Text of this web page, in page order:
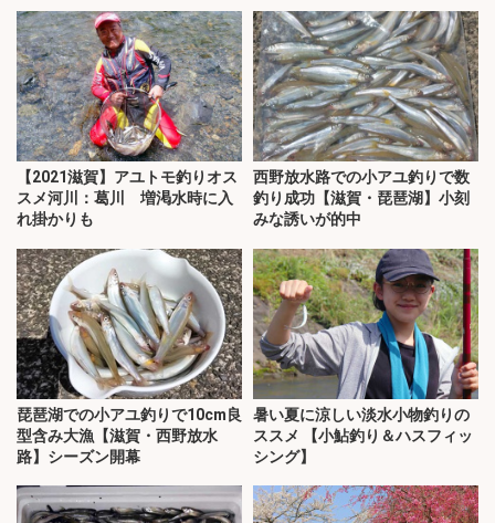
【2021滋賀】アユトモ釣りオス
スメ河川：葛川 増渇水時に入
れ掛かりも
西野放水路での小アユ釣りで数
釣り成功【滋賀・琵琶湖】小刻
みな誘いが的中
琵琶湖での小アユ釣りで10cm良
型含み大漁【滋賀・西野放水
路】シーズン開幕
暑い夏に涼しい淡水小物釣りの
ススメ 【小鮎釣り＆ハスフィッ
シング】